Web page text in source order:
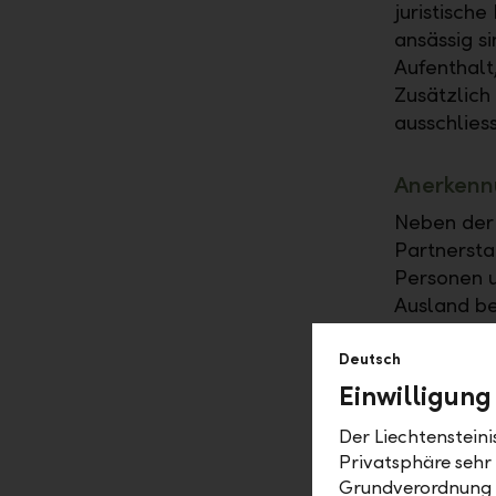
ansässig
Neben
Personen
Ausland
ist, dass
(Anstalt
Deutsch
Der
Privatsphäre
Grundverordnung